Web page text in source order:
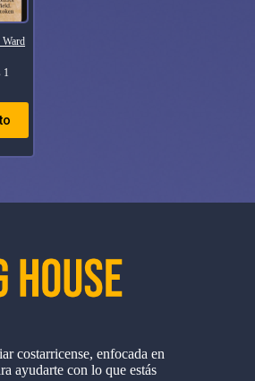
1
costarricense, enfocada en
ayudarte con lo que estás